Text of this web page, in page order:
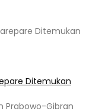
Ditemukan